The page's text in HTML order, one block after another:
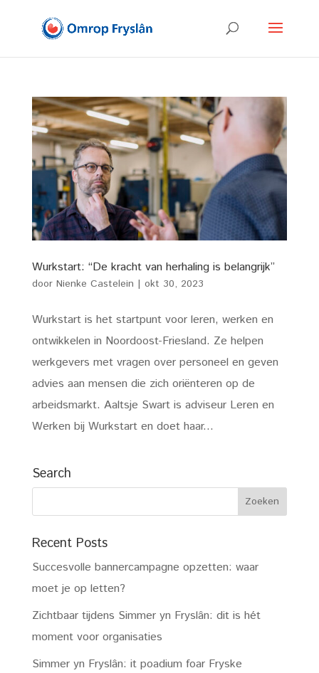
Wurkstart: “De kracht van herhaling is belangrijk”
door Nienke Castelein | okt 30, 2023
Wurkstart is het startpunt voor leren, werken en
ontwikkelen in Noordoost-Friesland. Ze helpen
werkgevers met vragen over personeel en geven
advies aan mensen die zich oriënteren op de
arbeidsmarkt. Aaltsje Swart is adviseur Leren en
Werken bij Wurkstart en doet haar...
Search
Recent Posts
Succesvolle bannercampagne opzetten: waar
moet je op letten?
Zichtbaar tijdens Simmer yn Fryslân: dit is hét
moment voor organisaties
Simmer yn Fryslân: it poadium foar Fryske